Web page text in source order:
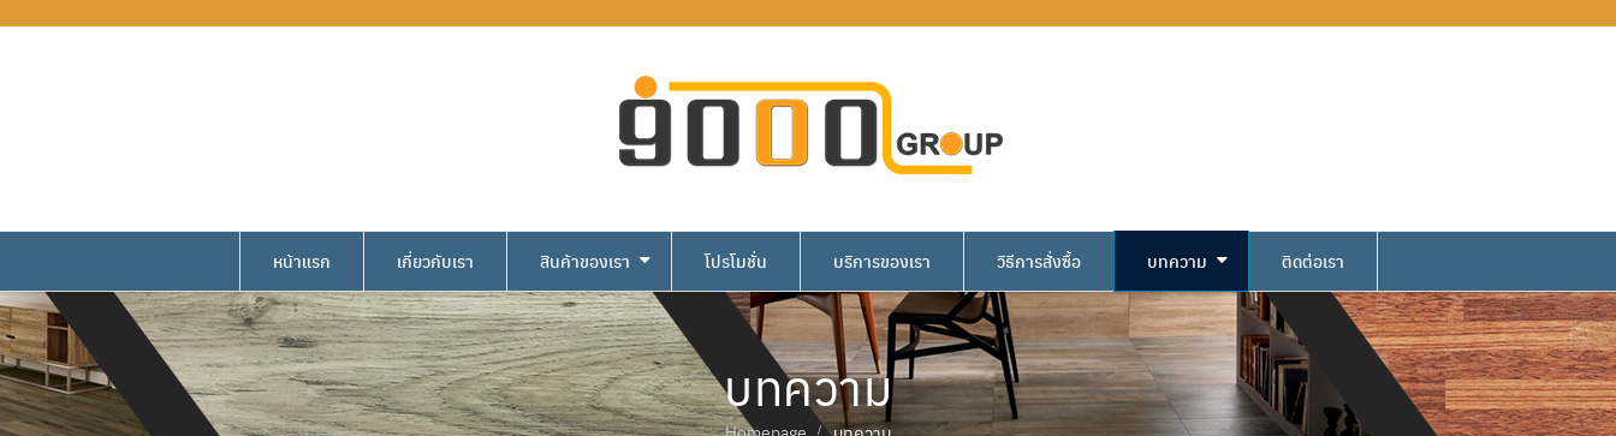
หน้าแรก เกี่ยวกับเรา สินค้าของเรา โปรโมชั่น บริการของเรา วิธีการสั่งซื้อ บทความ ติดต่อเรา
บทความ
Homepage บทความ